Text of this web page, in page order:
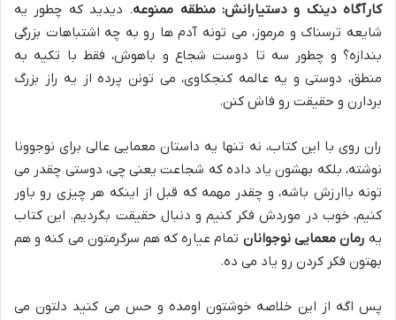
کارآگاه دینک و دستیارانش: منطقه ممنوعه. دیدید که چطور یه
شایعه ترسناک و مرموز، می تونه آدم ها رو به چه اشتباهات بزرگی
بندازه؟ و چطور سه تا دوست شجاع و باهوش، فقط با تکیه به
منطق، دوستی و یه عالمه کنجکاوی، می تونن پرده از یه راز بزرگ
بردارن و حقیقت رو فاش کنن.
ران روی با این کتاب، نه تنها یه داستان معمایی عالی برای نوجوونا
نوشته، بلکه بهشون یاد داده که شجاعت یعنی چی، دوستی چقدر می
تونه باارزش باشه، و چقدر مهمه که قبل از اینکه هر چیزی رو باور
کنیم، خوب در موردش فکر کنیم و دنبال حقیقت بگردیم. این کتاب
یه رمان معمایی نوجوانان تمام عیاره که هم سرگرمتون می کنه و هم
بهتون فکر کردن رو یاد می ده.
پس اگه از این خلاصه خوشتون اومده و حس می کنید دلتون می